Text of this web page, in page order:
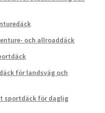
och allroaddäck
för landsväg och
sportdäck för daglig